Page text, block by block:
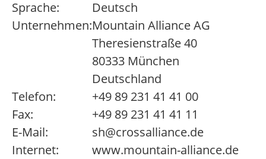
Sprache:
Deutsch
Unternehmen:Mountain Alliance AG
Theresienstraße 40
80333 München
Deutschland
Telefon:
+49 89 231 41 41 00
Fax:
+49 89 231 41 41 11
E-Mail:
sh@crossalliance.de
Internet:
www.mountain-alliance.de